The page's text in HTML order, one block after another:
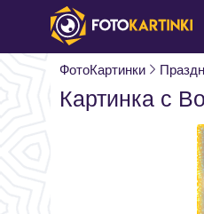
ФотоКартинки
Картинка с